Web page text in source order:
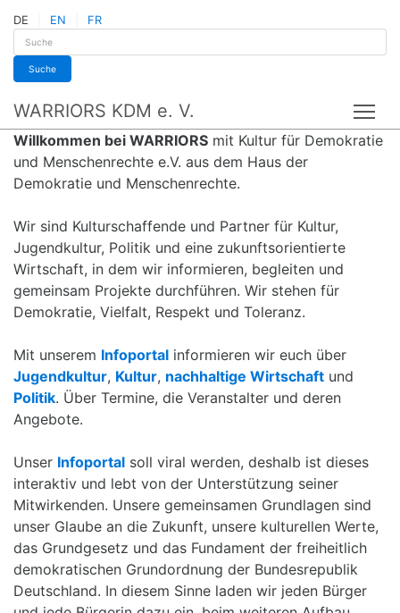
DE EN FR
Suche
WARRIORS KDM e. V.
Willkommen bei WARRIORS mit Kultur für Demokratie
und Menschenrechte e.V. aus dem Haus der
Demokratie und Menschenrechte.
Wir sind Kulturschaffende und Partner für Kultur,
Jugendkultur, Politik und eine zukunftsorientierte
Wirtschaft, in dem wir informieren, begleiten und
gemeinsam Projekte durchführen. Wir stehen für
Demokratie, Vielfalt, Respekt und Toleranz.
Mit unserem Infoportal informieren wir euch über
Jugendkultur, Kultur, nachhaltige Wirtschaft und
Politik. Über Termine, die Veranstalter und deren
Angebote.
Unser Infoportal soll viral werden, deshalb ist dieses
interaktiv und lebt von der Unterstützung seiner
Mitwirkenden. Unsere gemeinsamen Grundlagen sind
unser Glaube an die Zukunft, unsere kulturellen Werte,
das Grundgesetz und das Fundament der freiheitlich
demokratischen Grundordnung der Bundesrepublik
Deutschland. In diesem Sinne laden wir jeden Bürger